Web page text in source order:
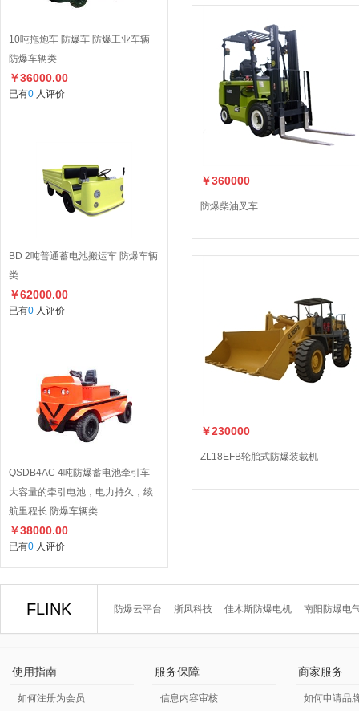
10吨拖炮车 防爆车 防爆工业车辆
防爆车辆类
￥36000.00
已有0 人评价
BD 2吨普通蓄电池搬运车 防爆车辆
类
￥62000.00
已有0 人评价
QSDB4AC 4吨防爆蓄电池牵引车
大容量的牵引电池，电力持久，续
航里程长 防爆车辆类
￥38000.00
已有0 人评价
￥360000
防爆柴油叉车
￥230000
ZL18EFB轮胎式防爆装载机
FLINK 防爆云平台 浙风科技 佳木斯防爆电机 南阳防爆电
使用指南
如何注册为会员
服务保障
信息内容审核
商家服务
如何申请品